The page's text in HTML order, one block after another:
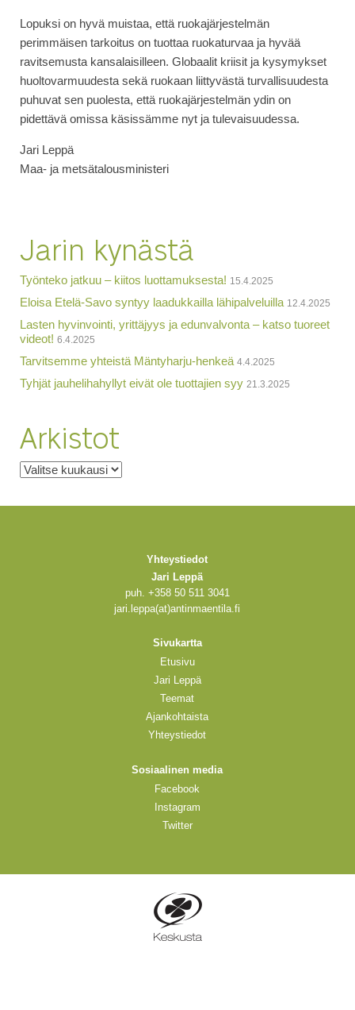
Lopuksi on hyvä muistaa, että ruokajärjestelmän
perimmäisen tarkoitus on tuottaa ruokaturvaa ja hyvää
ravitsemusta kansalaisilleen. Globaalit kriisit ja kysymykset
huoltovarmuudesta sekä ruokaan liittyvästä turvallisuudesta
puhuvat sen puolesta, että ruokajärjestelmän ydin on
pidettävä omissa käsissämme nyt ja tulevaisuudessa.
Jari Leppä
Maa- ja metsätalousministeri
Jarin kynästä
Työnteko jatkuu – kiitos luottamuksesta! 15.4.2025
Eloisa Etelä-Savo syntyy laadukkailla lähipalveluilla 12.4.2025
Lasten hyvinvointi, yrittäjyys ja edunvalvonta – katso tuoreet
videot! 6.4.2025
Tarvitsemme yhteistä Mäntyharju-henkeä 4.4.2025
Tyhjät jauhelihahyllyt eivät ole tuottajien syy 21.3.2025
Arkistot
Arkistot
Yhteystiedot
Jari Leppä
puh. +358 50 511 3041
jari.leppa(at)antinmaentila.fi
Sivukartta
Etusivu
Jari Leppä
Teemat
Ajankohtaista
Yhteystiedot
Sosiaalinen media
Facebook
Instagram
Twitter